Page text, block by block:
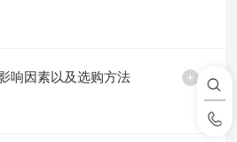
响因素以及选购方法